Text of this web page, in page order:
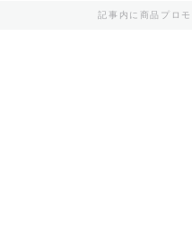
記事内に商品プロ